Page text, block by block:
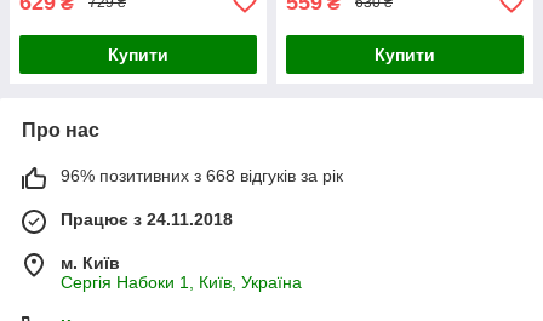
Купити Купити
Про нас
96% позитивних з 668 відгуків за рік
Працює з 24.11.2018
м. Київ
Сергія Набоки 1, Київ, Україна